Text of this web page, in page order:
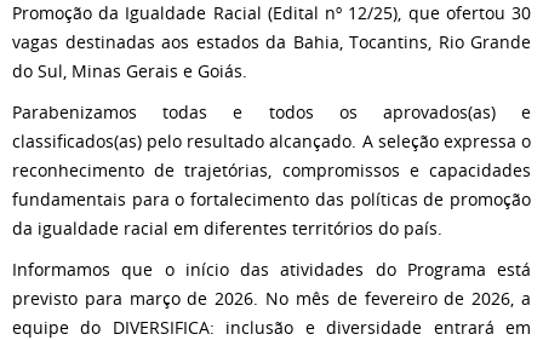
Promoção da Igualdade Racial (Edital nº 12/25), que ofertou 30
vagas destinadas aos estados da Bahia, Tocantins, Rio Grande
do Sul, Minas Gerais e Goiás.
Parabenizamos todas e todos os aprovados(as) e
classificados(as) pelo resultado alcançado. A seleção expressa o
reconhecimento de trajetórias, compromissos e capacidades
fundamentais para o fortalecimento das políticas de promoção
da igualdade racial em diferentes territórios do país.
Informamos que o início das atividades do Programa está
previsto para março de 2026. No mês de fevereiro de 2026, a
equipe do DIVERSIFICA: inclusão e diversidade entrará em